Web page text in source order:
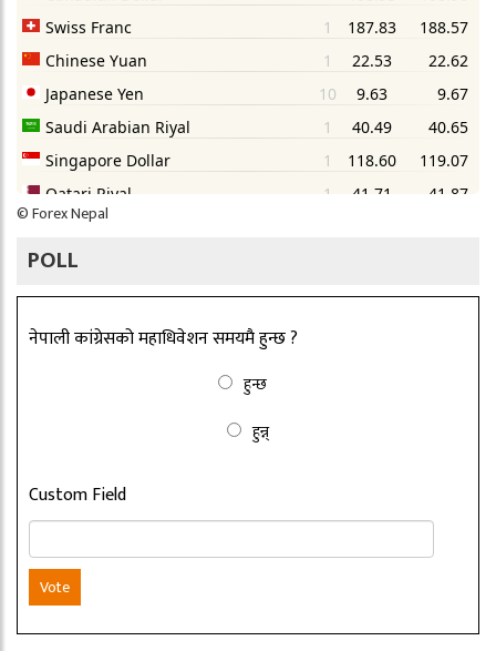
©Forex Nepal
POLL
नेपाली कांग्रेसको महाधिवेशन समयमै हुन्छ ?
हुन्छ
हुन्न्
Custom Field
Vote